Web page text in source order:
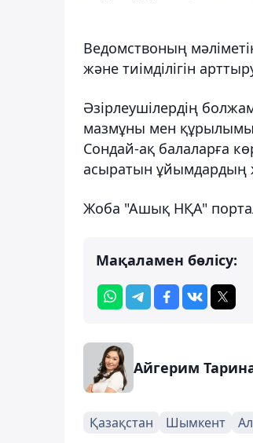
Ведомствоның
және тиімділігін
Әзірлеушілердің
мазмұны мен
Сондай-ақ балаларға
асыратын ұйымдардың
Жоба "Ашық НҚА"
Мақаламен бөлісу:
Айгерим
Қазақстан Шымкент